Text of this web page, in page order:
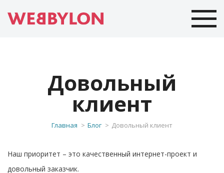
Довольный
клиент
Главная Блог Довольный клиент
Наш приоритет – это качественный интернет-проект и
довольный заказчик.